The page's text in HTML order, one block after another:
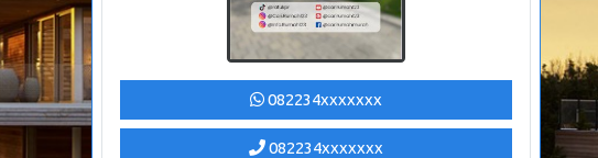
082234xxxxxxx
082234xxxxxxx